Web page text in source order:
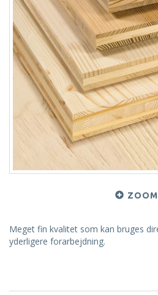
ZOOM
Meget fin kvalitet som kan bruges
yderligere forarbejdning.